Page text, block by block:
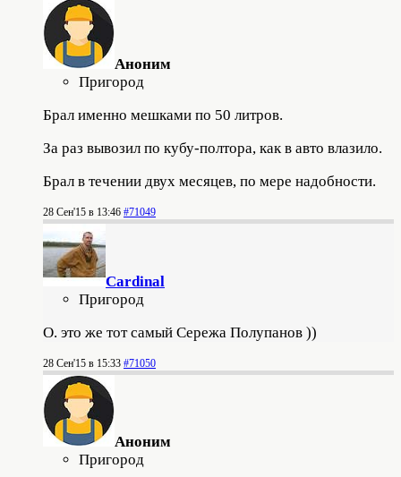
Аноним
Пригород
Брал именно мешками по 50 литров.
За раз вывозил по кубу-полтора, как в авто влазило.
Брал в течении двух месяцев, по мере надобности.
28 Сен'15 в 13:46 #71049
Cardinal
Пригород
О. это же тот самый Сережа Полупанов ))
28 Сен'15 в 15:33 #71050
Аноним
Пригород